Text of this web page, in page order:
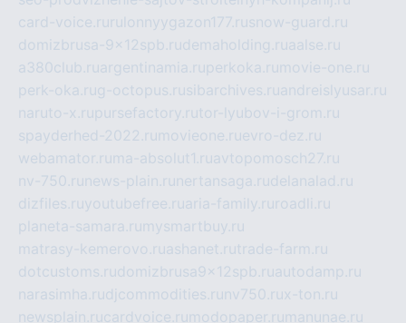
card-voice.ru rulonnyygazon177.rusnow-guard.ru
domizbrusa-9x12spb.rudemaholding.ruaalse.ru
a380club.ruargentinamia.ruperkoka.ru movie-one.ru
perk-oka.rug-octopus.rusibarchives.ruandreislyusar.ru
naruto-x.rupursefactory.rutor-lyubov-i-grom.ru
spayderhed-2022.ru movieone.ruevro-dez.ru
webamator.ru ma-absolut1.ruavtopomosch27.ru
nv-750.ru news-plain.ru nertansaga.rudelanalad.ru
dizfiles.ruyoutubefree.ruaria-family.ru roadli.ru
planeta-samara.ru mysmartbuy.ru
matrasy-kemerovo.ruashanet.rutrade-farm.ru
dotcustoms.rudomizbrusa9x12spb.ruautodamp.ru
narasimha.rudjcommodities.ru nv750.rux-ton.ru
newsplain.rucardvoice.ru modopaper.ru manunae.ru